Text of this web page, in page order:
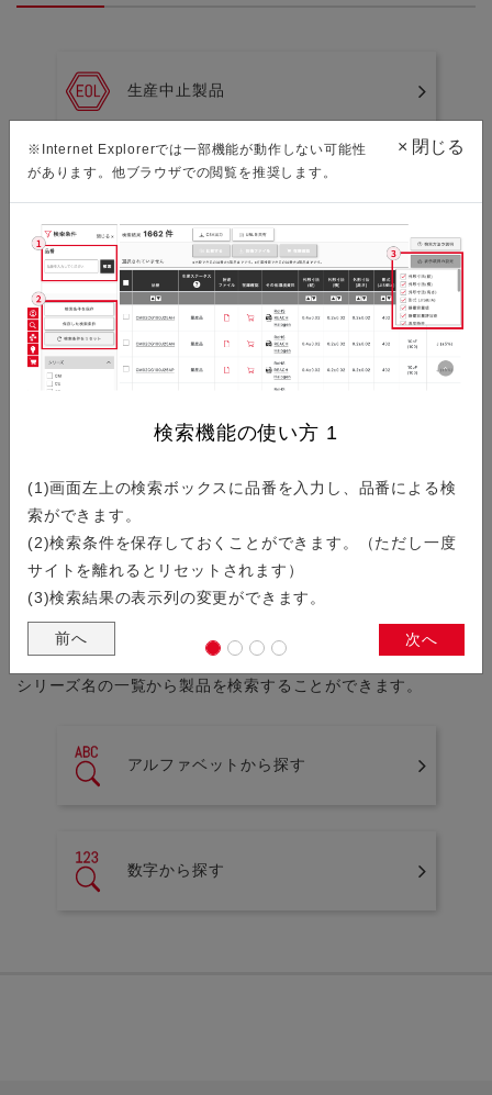
※Internet Explorerでは一部機能が動作しない可能性
があります。他ブラウザでの閲覧を推奨します。
× 閉じる
検索機能の使い方 1
(1)画面左上の検索ボックスに品番を入力し、品番による検
索ができます。
(2)検索条件を保存しておくことができます。（ただし一度
サイトを離れるとリセットされます）
(3)検索結果の表示列の変更ができます。
前へ 次へ
生産中止製品
環境資料ダウンロード
製品検索
シリーズから探す
シリーズ名の一覧から製品を検索することができます。
アルファベットから探す
数字から探す